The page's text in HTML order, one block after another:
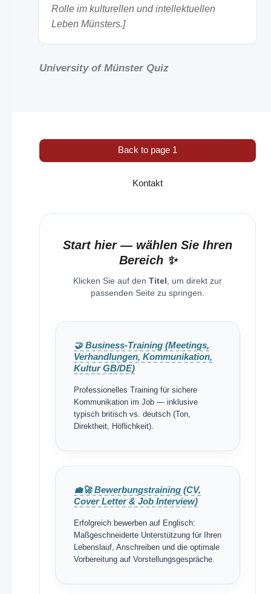
Rolle im kulturellen und intellektuellen
Leben Münsters.]
University of Münster Quiz
Back to page 1
Kontakt
Start hier — wählen Sie Ihren
Bereich ✨
Klicken Sie auf den Titel , um direkt zur
passenden Seite zu springen.
🤝 Business-Training (Meetings,
Verhandlungen, Kommunikation,
Kultur GB/DE)
Professionelles Training für sichere
Kommunikation im Job — inklusive
typisch britisch vs. deutsch (Ton,
Direktheit, Höflichkeit).
💼🚀 Bewerbungstraining (CV,
Cover Letter & Job Interview)
Erfolgreich bewerben auf Englisch:
Maßgeschneiderte Unterstützung für Ihren
Lebenslauf, Anschreiben und die optimale
Vorbereitung auf Vorstellungsgespräche.